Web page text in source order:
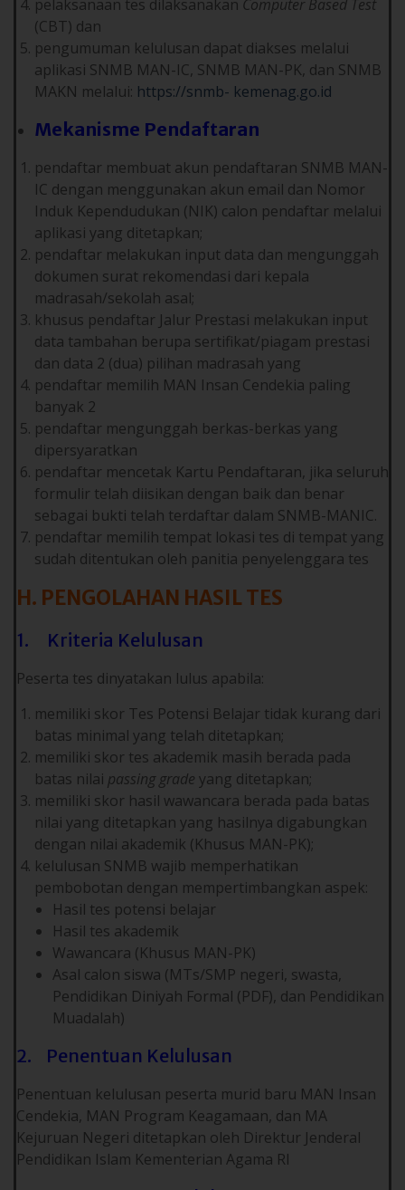
pelaksanaan tes dilaksanakan Computer Based Test
(CBT) dan
pengumuman kelulusan dapat diakses melalui
aplikasi SNMB MAN-IC, SNMB MAN-PK, dan SNMB
MAKN melalui: https://snmb- kemenag.go.id
Mekanisme Pendaftaran
pendaftar membuat akun pendaftaran SNMB MAN-
IC dengan menggunakan akun email dan Nomor
Induk Kependudukan (NIK) calon pendaftar melalui
aplikasi yang ditetapkan;
pendaftar melakukan input data dan mengunggah
dokumen surat rekomendasi dari kepala
madrasah/sekolah asal;
khusus pendaftar Jalur Prestasi melakukan input
data tambahan berupa sertifikat/piagam prestasi
dan data 2 (dua) pilihan madrasah yang
pendaftar memilih MAN Insan Cendekia paling
banyak 2
pendaftar mengunggah berkas-berkas yang
dipersyaratkan
pendaftar mencetak Kartu Pendaftaran, jika seluruh
formulir telah diisikan dengan baik dan benar
sebagai bukti telah terdaftar dalam SNMB-MANIC.
pendaftar memilih tempat lokasi tes di tempat yang
sudah ditentukan oleh panitia penyelenggara tes
H. PENGOLAHAN HASIL TES
1. ­­ Kriteria Kelulusan
Peserta tes dinyatakan lulus apabila:
memiliki skor Tes Potensi Belajar tidak kurang dari
batas minimal yang telah ditetapkan;
memiliki skor tes akademik masih berada pada
batas nilai passing grade yang ditetapkan;
memiliki skor hasil wawancara berada pada batas
nilai yang ditetapkan yang hasilnya digabungkan
dengan nilai akademik (Khusus MAN-PK);
kelulusan SNMB wajib memperhatikan
pembobotan dengan mempertimbangkan aspek:
Hasil tes potensi belajar
Hasil tes akademik
Wawancara (Khusus MAN-PK)
Asal calon siswa (MTs/SMP negeri, swasta,
Pendidikan Diniyah Formal (PDF), dan Pendidikan
Muadalah)
2. Penentuan Kelulusan
Penentuan kelulusan peserta murid baru MAN Insan
Cendekia, MAN Program Keagamaan, dan MA
Kejuruan Negeri ditetapkan oleh Direktur Jenderal
Pendidikan Islam Kementerian Agama RI